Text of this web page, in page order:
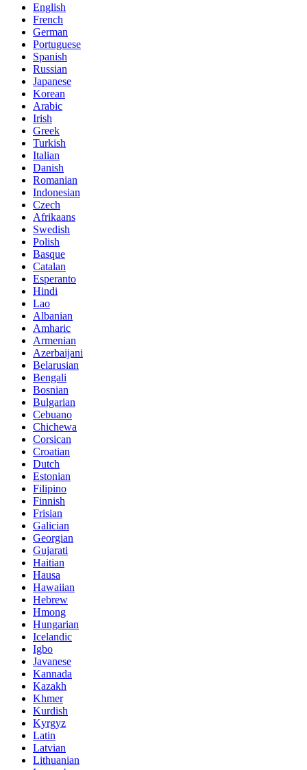
English
French
German
Portuguese
Spanish
Russian
Japanese
Korean
Arabic
Irish
Greek
Turkish
Italian
Danish
Romanian
Indonesian
Czech
Afrikaans
Swedish
Polish
Basque
Catalan
Esperanto
Hindi
Lao
Albanian
Amharic
Armenian
Azerbaijani
Belarusian
Bengali
Bosnian
Bulgarian
Cebuano
Chichewa
Corsican
Croatian
Dutch
Estonian
Filipino
Finnish
Frisian
Galician
Georgian
Gujarati
Haitian
Hausa
Hawaiian
Hebrew
Hmong
Hungarian
Icelandic
Igbo
Javanese
Kannada
Kazakh
Khmer
Kurdish
Kyrgyz
Latin
Latvian
Lithuanian